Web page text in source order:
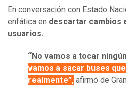
En conversación con Estado
enfática en descartar cambios
usuarios.
“No vamos a tocar
vamos a sacar buses
realmente”, afirmó de